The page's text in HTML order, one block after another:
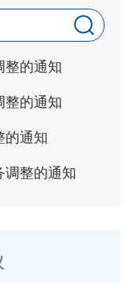
整的通知
整的通知
的通知
调整的通知